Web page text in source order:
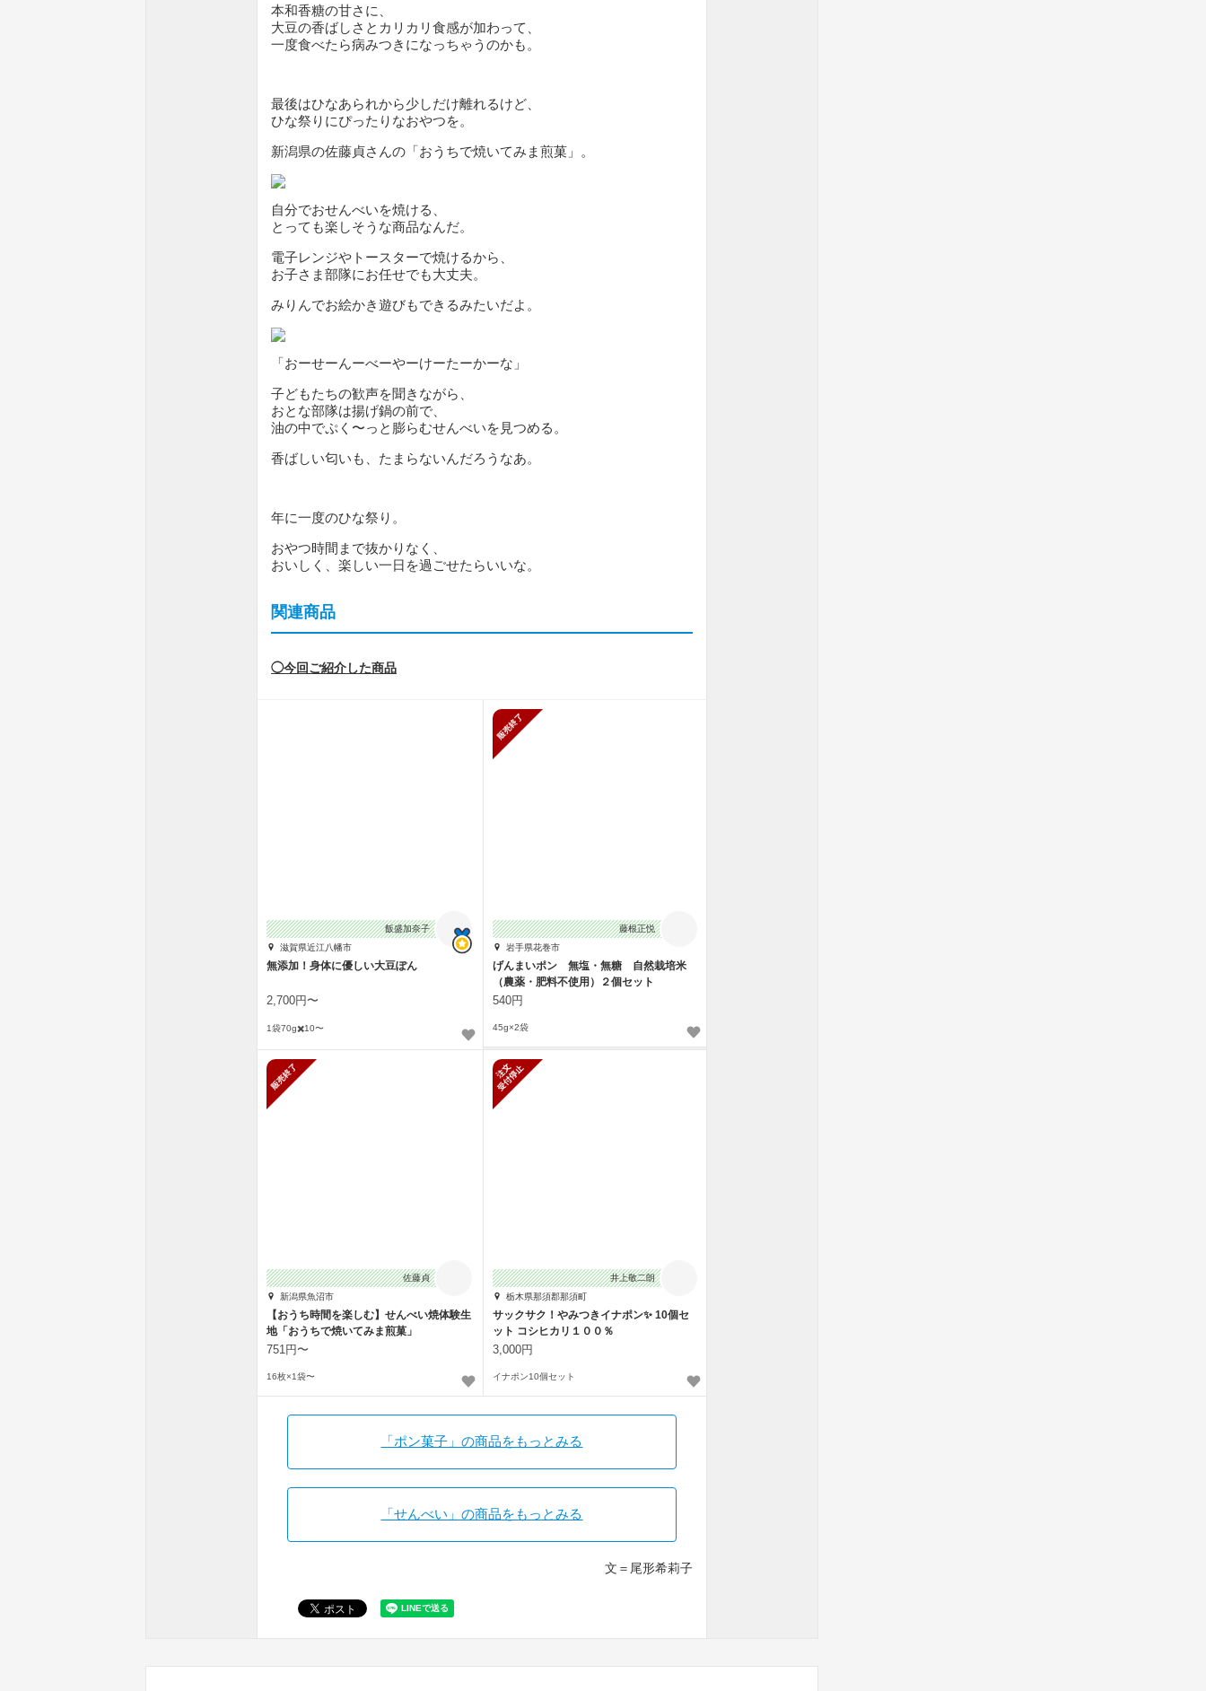
本和香糖の甘さに、
大豆の香ばしさとカリカリ食感が加わって、
一度食べたら病みつきになっちゃうのかも。
最後はひなあられから少しだけ離れるけど、
ひな祭りにぴったりなおやつを。
新潟県の佐藤貞さんの「おうちで焼いてみま煎菓」。
自分でおせんべいを焼ける、
とっても楽しそうな商品なんだ。
電子レンジやトースターで焼けるから、
お子さま部隊にお任せでも大丈夫。
みりんでお絵かき遊びもできるみたいだよ。
「おーせーんーべーやーけーたーかーな」
子どもたちの歓声を聞きながら、
おとな部隊は揚げ鍋の前で、
油の中でぷく〜っと膨らむせんべいを見つめる。
香ばしい匂いも、たまらないんだろうなあ。
年に一度のひな祭り。
おやつ時間まで抜かりなく、
おいしく、楽しい一日を過ごせたらいいな。
関連商品
◯今回ご紹介した商品
飯盛加奈子
滋賀県近江八幡市
無添加！身体に優しい大豆ぽん
2,700円〜
1袋70g✖️10〜
藤根正悦
岩手県花巻市
げんまいポン 無塩・無糖 自然栽培米
（農薬・肥料不使用）２個セット
540円
45g×2袋
佐藤貞
新潟県魚沼市
【おうち時間を楽しむ】せんべい焼体験生
地「おうちで焼いてみま煎菓」
751円〜
16枚×1袋〜
井上敬二朗
栃木県那須郡那須町
サックサク！やみつきイナポン✨ 10個セ
ット コシヒカリ１００％
3,000円
イナポン10個セット
「ポン菓子」の商品をもっとみる
「せんべい」の商品をもっとみる
文＝尾形希莉子